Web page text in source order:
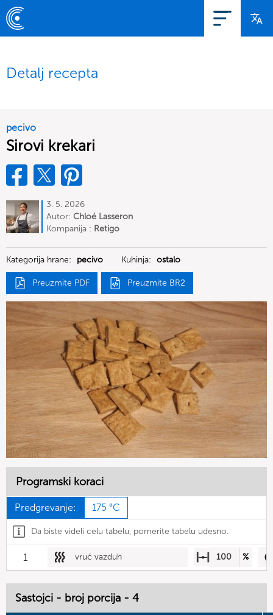
Detalj recepta
pecivo
Sirovi krekari
3. 5. 2026
Autor: Chloé Lasseron
Kompanija : Retigo
Kategorija hrane: pecivo Kuhinja: ostalo
Preuzmite PDF Preuzmite BR2
Programski koraci
Predgrevanje: 175 °C
Da biste videli celu tabelu, pomerite tabelu udesno.
1 vruć vazduh 100 %
Sastojci - broj porcija - 4